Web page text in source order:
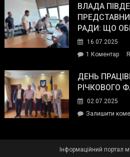
ВЛАДА
РАДИ: ЩО
16.07.2025
1 Коментардо
ДЕНЬ
РІЧКОВОГО
02.07.2025
Залишити
Інформаційний портал